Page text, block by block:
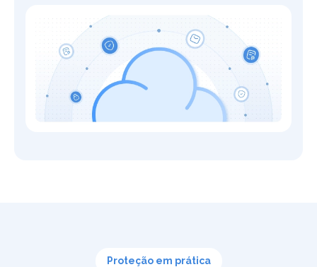
Proteção em prática